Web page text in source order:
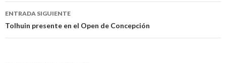
entradas
ENTRADA SIGUIENTE
Tolhuin presente en el Open de Concepción